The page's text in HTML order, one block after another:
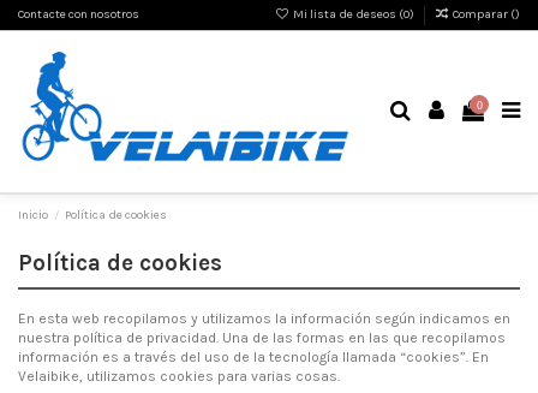
Contacte con nosotros Mi lista de deseos (0) Comparar ()
0
Inicio Política de cookies
Política de cookies
En esta web recopilamos y utilizamos la información según indicamos en
nuestra política de privacidad. Una de las formas en las que recopilamos
información es a través del uso de la tecnología llamada “cookies”. En
Velaibike, utilizamos cookies para varias cosas.